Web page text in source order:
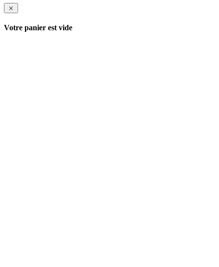
Votre panier est vide